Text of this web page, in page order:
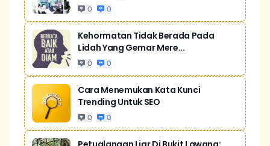
0 0
Kehormatan Tidak Berada Pada
Lidah Yang Gemar Mere...
0 0
Cara Menemukan Kata Kunci
Trending Untuk SEO
0 0